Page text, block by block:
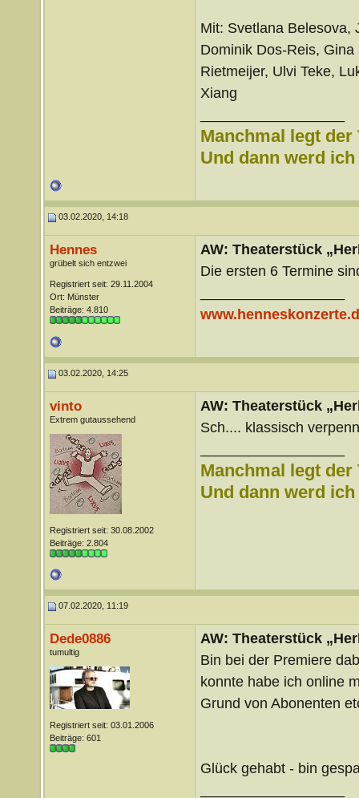
Mit: Svetlana Belesova,
Dominik Dos-Reis,
Rietmeijer, Ulvi Teke,
Xiang
Manchmal legt
Und dann werd
03.02.2020, 14:18
Hennes
grübelt sich entzwei
Registriert seit: 29.11.2004
Ort: Münster
Beiträge: 4.810
AW: Theaterstück
Die ersten 6 Termine
03.02.2020, 14:25
vinto
Extrem gutaussehend
Registriert seit: 30.08.2002
Beiträge: 2.804
AW: Theaterstück
Sch.... klassisch
Manchmal legt
Und dann werd
07.02.2020, 11:19
Dede0886
tumultig
Registriert seit: 03.01.2006
Beiträge: 601
AW: Theaterstück
Bin bei der Premiere
konnte habe ich online
Grund von Abonenten
Glück gehabt - bin